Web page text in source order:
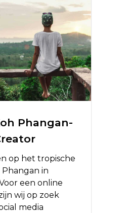
Phangan-
op het tropische
in
een online
wij op zoek
media